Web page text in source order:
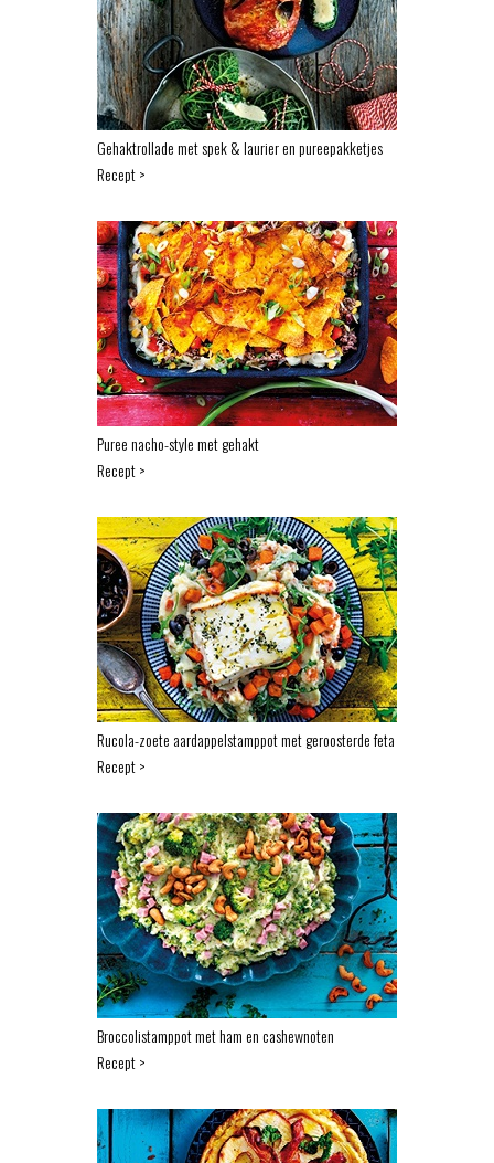
Gehaktrollade met spek & laurier en pureepakketjes
Recept >
Puree nacho-style met gehakt
Recept >
Rucola-zoete aardappelstamppot met geroosterde feta
Recept >
Broccolistamppot met ham en cashewnoten
Recept >